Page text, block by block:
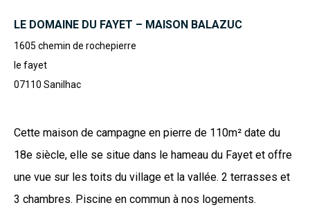
LE DOMAINE DU FAYET – MAISON BALAZUC
1605 chemin de rochepierre
le fayet
07110 Sanilhac
Cette maison de campagne en pierre de 110m² date du
18e siècle, elle se situe dans le hameau du Fayet et offre
une vue sur les toits du village et la vallée. 2 terrasses et
3 chambres. Piscine en commun à nos logements.